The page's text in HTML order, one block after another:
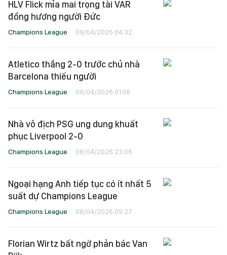
HLV Flick mỉa mai trọng tài VAR
đồng hương người Đức
Champions League 09/04/2026 04:32
Atletico thắng 2-0 trước chủ nhà
Barcelona thiếu người
Champions League 09/04/2026 01:06
Nhà vô địch PSG ung dung khuất
phục Liverpool 2-0
Champions League 08/04/2026 23:06
Ngoại hạng Anh tiếp tục có ít nhất 5
suất dự Champions League
Champions League 08/04/2026 09:27
Florian Wirtz bất ngờ phản bác Van